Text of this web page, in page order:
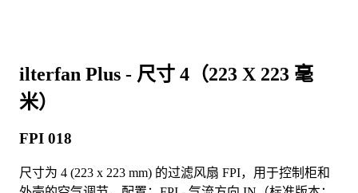
ilterfan Plus - 尺寸 4（223 X 223 毫
米）
FPI 018
尺寸为 4 (223 x 223 mm) 的过滤风扇 FPI，用于控制柜和